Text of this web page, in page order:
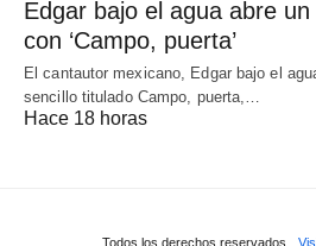
Edgar bajo el agua abre
con ‘Campo, puerta’
El cantautor mexicano, Edgar bajo el
sencillo titulado Campo, puerta,…
Hace 18 horas
Todos los derechos reservados